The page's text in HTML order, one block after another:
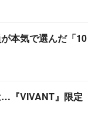
本気で選んだ「10
『VIVANT』限定